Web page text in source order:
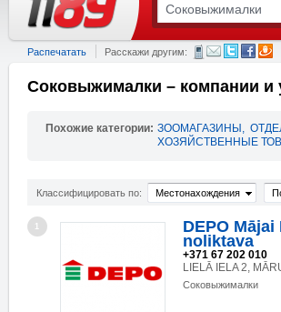
Распечатать Расскажи другим:
Соковыжималки – компании и
Похожие категории: ЗООМАГАЗИНЫ ,
ХОЗЯЙСТВЕННЫЕ
Классифицировать по: Местонахождения
1
DEPO
noliktava
+371 67 202 010
LIELĀ IELA 2,
Соковыжималки